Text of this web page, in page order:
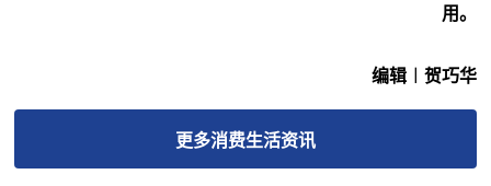
用。
编辑︱贺巧华
更多消费生活资讯